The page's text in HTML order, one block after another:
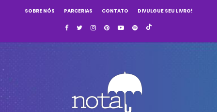
SOBRE NÓS PARCERIAS CONTATO DIVULGUE SEU LIVRO!